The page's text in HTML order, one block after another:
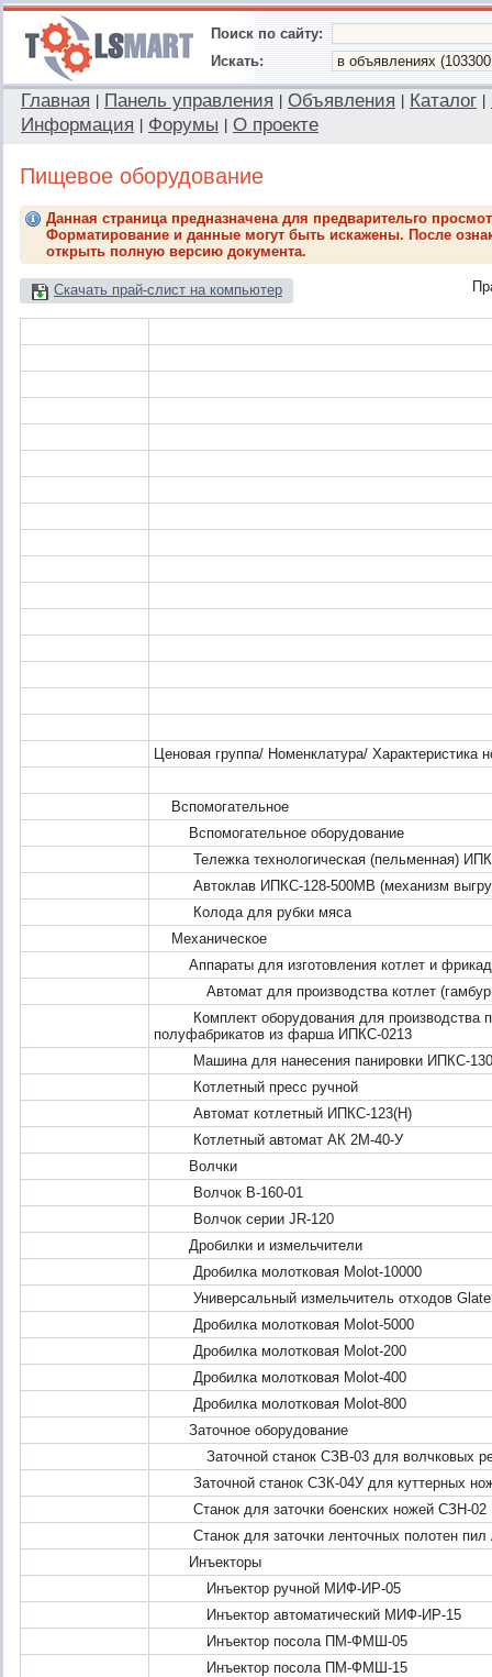
Поиск по сайту:
Искать:
Главная Панель управления Объявления Каталог
Информация
Форумы О проекте
Пищевое оборудование
Данная страница предназначена для предварительго
Форматирование и данные могут быть искажены. После
открыть полную версию документа.
Скачать прай-слист на компьютер
Ценовая группа/ Номенклатура/ Характеристика
Вспомогательное
Вспомогательное оборудование
Тележка технологическая (пельменная)
Автоклав ИПКС-128-500МВ (механизм
Колода для рубки мяса
Механическое
Аппараты для изготовления котлет и
Автомат для производства котлет
Комплект оборудования для производства
полуфабрикатов из фарша ИПКС-0213
Машина для нанесения панировки ИПКС-
Котлетный пресс ручной
Автомат котлетный ИПКС-123(Н)
Котлетный автомат АК 2М-40-У
Волчки
Волчок B-160-01
Волчок серии JR-120
Дробилки и измельчители
Дробилка молотковая Molot-10000
Универсальный измельчитель отходов
Дробилка молотковая Molot-5000
Дробилка молотковая Molot-200
Дробилка молотковая Molot-400
Дробилка молотковая Molot-800
Заточное оборудование
Заточной станок СЗВ-03 для волчковых
Заточной станок СЗК-04У для куттерных
Станок для заточки боенских ножей СЗН-02
Станок для заточки ленточных полотен пил
Инъекторы
Инъектор ручной МИФ-ИР-05
Инъектор автоматический МИФ-ИР-15
Инъектор посола ПМ-ФМШ-05
Инъектор посола ПМ-ФМШ-15